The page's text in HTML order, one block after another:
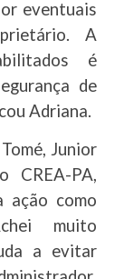
eventuais
A
é
de
Adriana.
Junior
CREA-PA,
ação como
muito
a evitar